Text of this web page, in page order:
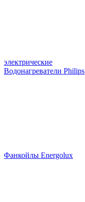
электрические
Водонагреватели Philips
Фанкойлы Energolux